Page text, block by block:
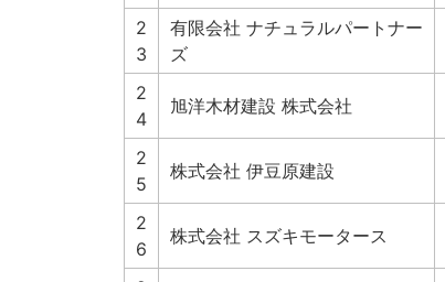
2
3
有限会社 ナチュラルパートナー
ズ
2
4
旭洋木材建設 株式会社
2
5
株式会社 伊豆原建設
2
6
株式会社 スズキモータース